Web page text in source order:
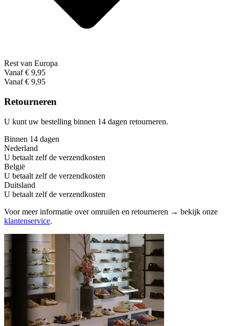
Rest van Europa
Vanaf € 9,95
Vanaf € 9,95
Retourneren
U kunt uw bestelling binnen 14 dagen retourneren.
Binnen 14 dagen
Nederland
U betaalt zelf de verzendkosten
België
U betaalt zelf de verzendkosten
Duitsland
U betaalt zelf de verzendkosten
Voor meer informatie over omruilen en retourneren → bekijk onze
klantenservice.